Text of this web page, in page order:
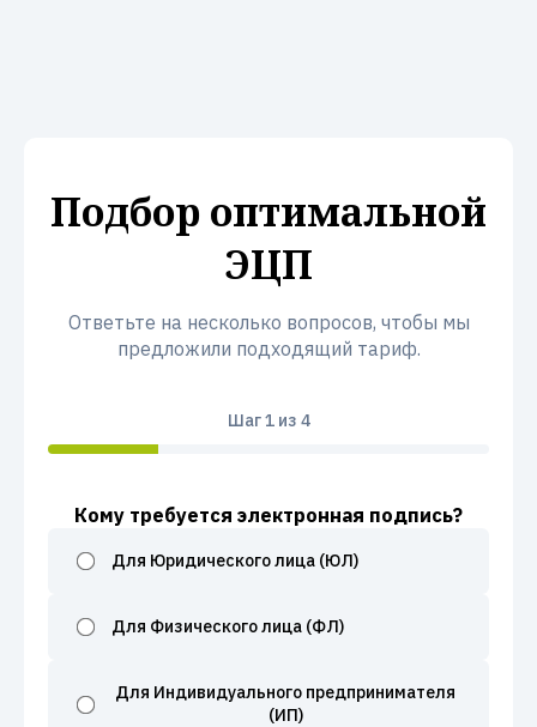
Подбор оптимальной
ЭЦП
Ответьте на несколько вопросов, чтобы мы
предложили подходящий тариф.
Шаг1из 4
Кому требуется электронная подпись?
Для Юридического лица (ЮЛ)
Для Физического лица (ФЛ)
Для Индивидуального предпринимателя
(ИП)